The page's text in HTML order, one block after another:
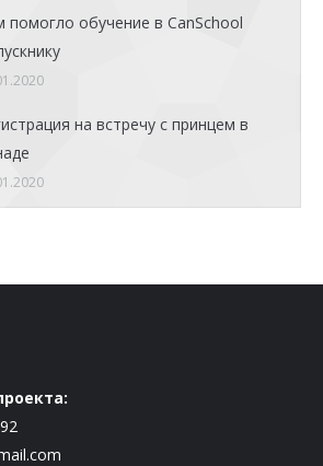
помогло обучение в CanSchool
на встречу с принцем в